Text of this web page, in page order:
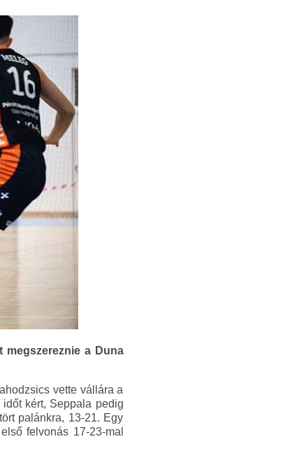
megszereznie a Duna
vette vállára a
kért, Seppala pedig
palánkra, 13-21. Egy
felvonás 17-23-mal